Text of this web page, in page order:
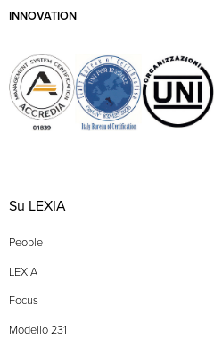
INNOVATION
Su LEXIA
People
LEXIA
Focus
Modello 231